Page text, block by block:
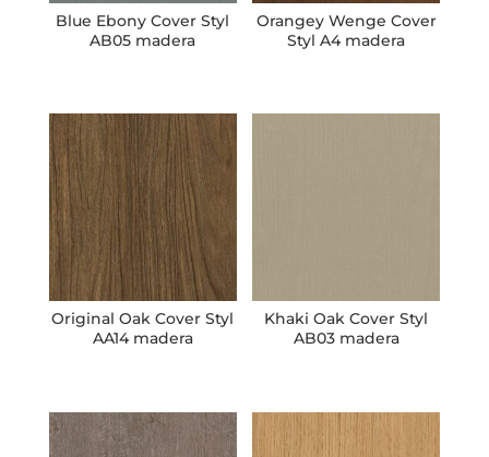
Blue Ebony Cover Styl
AB05 madera
Orangey Wenge Cover
Styl A4 madera
Original Oak Cover Styl
AA14 madera
Khaki Oak Cover Styl
AB03 madera